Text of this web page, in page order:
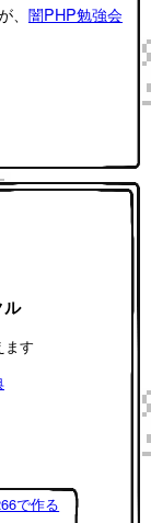
闇PHP勉強会
ル
ます
で作る